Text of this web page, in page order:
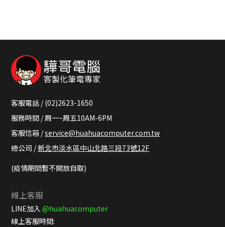
客服電話 / (02)2623-1650
服務時間 / 周一~周五10AM-6PM
客服信箱 /service@huahuacomputer.com.tw
總公司 /新北市淡水區中山北路三段73號12F
(疫情期間暫不開放自取)
線上客服
LINE加入@huahuacomputer
線上客服時間: